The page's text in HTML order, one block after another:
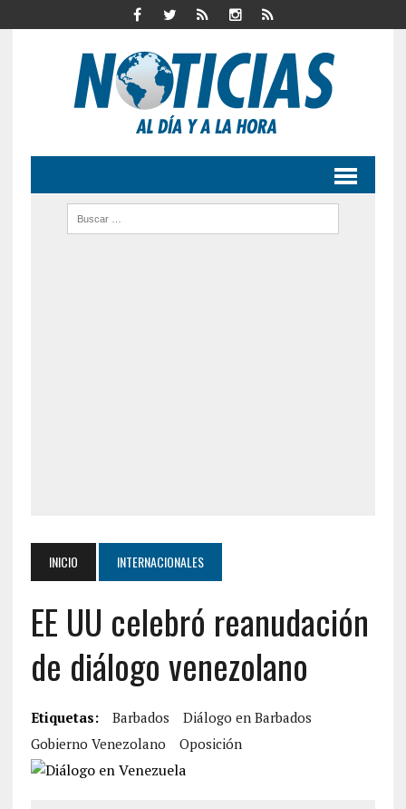
INICIO INTERNACIONALES
EE UU celebró reanudación
de diálogo venezolano
Etiquetas: Barbados
Diálogo en Barbados
Gobierno Venezolano
Oposición